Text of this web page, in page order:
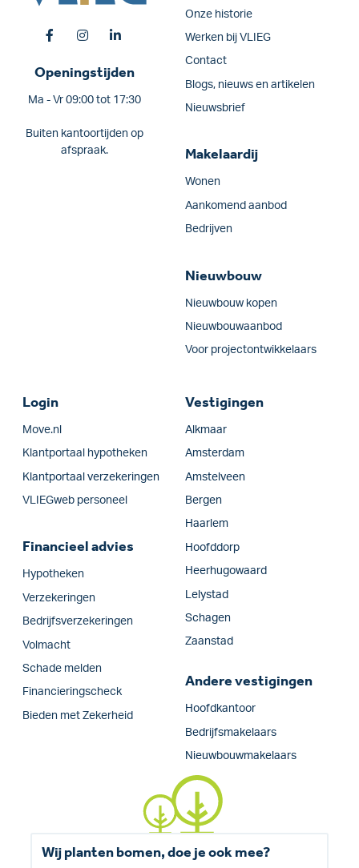
Openingstijden
Ma - Vr 09:00 tot 17:30
Buiten kantoortijden op
afspraak.
Onze historie
Werken bij VLIEG
Contact
Blogs, nieuws en artikelen
Nieuwsbrief
Makelaardij
Wonen
Aankomend aanbod
Bedrijven
Nieuwbouw
Nieuwbouw kopen
Nieuwbouwaanbod
Voor projectontwikkelaars
Login
Move.nl
Klantportaal hypotheken
Klantportaal verzekeringen
VLIEGweb personeel
Financieel advies
Hypotheken
Verzekeringen
Bedrijfs­verzekeringen
Volmacht
Schade melden
Financieringscheck
Bieden met Zekerheid
Vestigingen
Alkmaar
Amsterdam
Amstelveen
Bergen
Haarlem
Hoofddorp
Heerhugowaard
Lelystad
Schagen
Zaanstad
Andere vestigingen
Hoofdkantoor
Bedrijfsmakelaars
Nieuwbouwmakelaars
Wij planten bomen, doe je ook mee?